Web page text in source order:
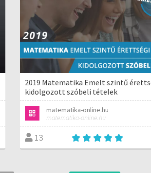
2019 Matematika Emelt szintű
kidolgozott szóbeli tételek
matematika-online.hu
matematika-online.hu
13